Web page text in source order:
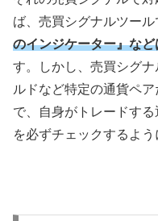
ば、売買シグナルツール
のインジケーター』な
す。しかし、売買シグ
ルドなど特定の通貨ペ
で、自身がトレードす
を必ずチェックするよう